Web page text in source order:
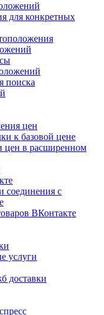
для конкретных
поиска
цен
к базовой цене
цен в расширенном
соединения с
ВКонтакте
услуги
доставки